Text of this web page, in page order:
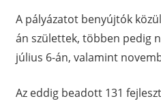
A pályázatot benyújtók
án születtek, többen pedig
július 6-án, valamint
Az eddig beadott 131